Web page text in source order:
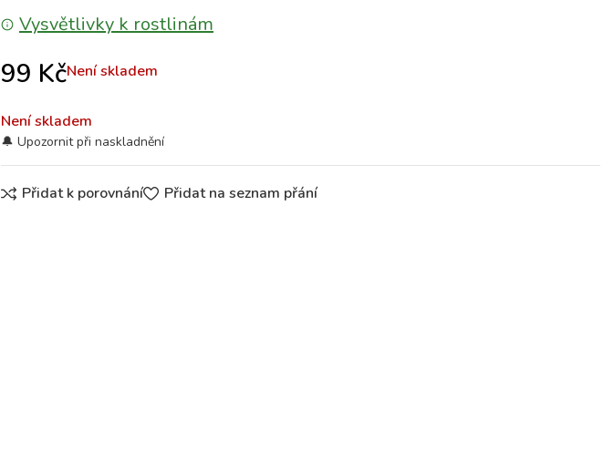
Vysvětlivky k rostlinám
99 KčNení skladem
Není skladem
Přidat k porovnání Přidat na seznam přání